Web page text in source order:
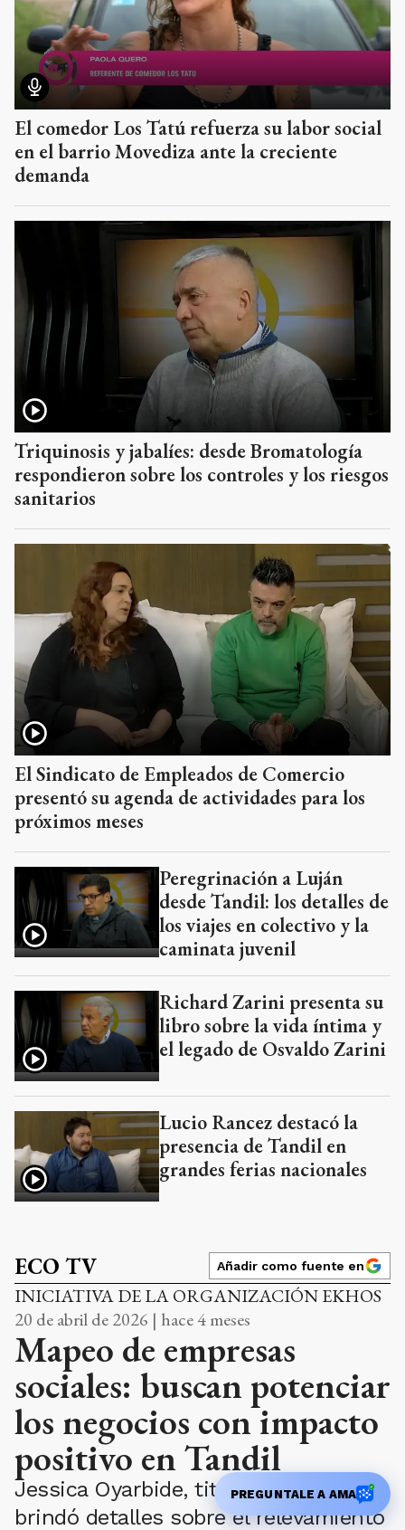
El comedor Los Tatú refuerza su labor social
en el barrio Movediza ante la creciente
demanda
Triquinosis y jabalíes: desde Bromatología
respondieron sobre los controles y los riesgos
sanitarios
El Sindicato de Empleados de Comercio
presentó su agenda de actividades para los
próximos meses
Peregrinación a Luján
desde Tandil: los detalles de
los viajes en colectivo y la
caminata juvenil
Richard Zarini presenta su
libro sobre la vida íntima y
el legado de Osvaldo Zarini
Lucio Rancez destacó la
presencia de Tandil en
grandes ferias nacionales
ECO TV Añadir como fuente en
INICIATIVA DE LA ORGANIZACIÓN EKHOS
20 de abril de 2026 | hace 4 meses
Mapeo de empresas
sociales: buscan potenciar
los negocios con impacto
positivo en Tandil
Jessica Oyarbide, titular de Ekhos,
brindó detalles sobre el relevamiento
PREGUNTALE A AMA